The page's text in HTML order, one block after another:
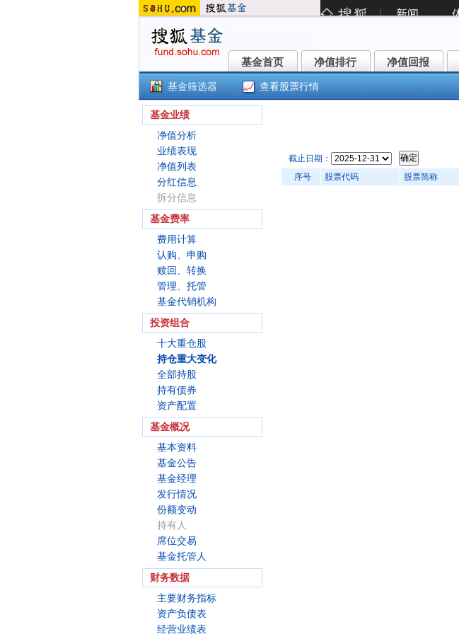
基金首页
基金首页 净值排行
净值排行 净值回报
净值回报
基金筛选器 查看股票行情
基金业绩
净值分析
业绩表现
净值列表
分红信息
拆分信息
基金费率
费用计算
认购、申购
赎回、转换
管理、托管
基金代销机构
投资组合
十大重仓股
持仓重大变化
全部持股
持有债券
资产配置
基金概况
基本资料
基金公告
基金经理
发行情况
份额变动
持有人
席位交易
基金托管人
财务数据
主要财务指标
资产负债表
经营业绩表
截止日期：
序号
股票代码 股票简称